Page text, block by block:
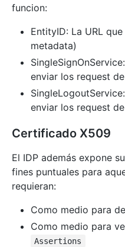
funcion:
EntityID: La URL
metadata)
enviar los request
enviar los request
Certificado X509
El IDP además expone
fines puntuales para
requieran:
Como medio para
Como medio para
Assertions